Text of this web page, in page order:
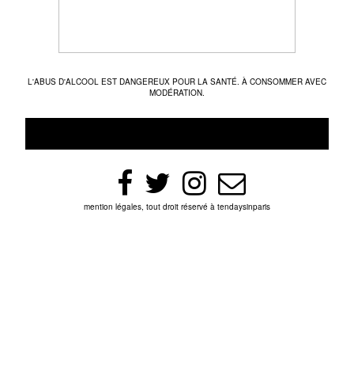
L'ABUS D'ALCOOL EST DANGEREUX POUR LA SANTÉ. À CONSOMMER AVEC
MODÉRATION.
mention légales, tout droit réservé à tendaysinparis